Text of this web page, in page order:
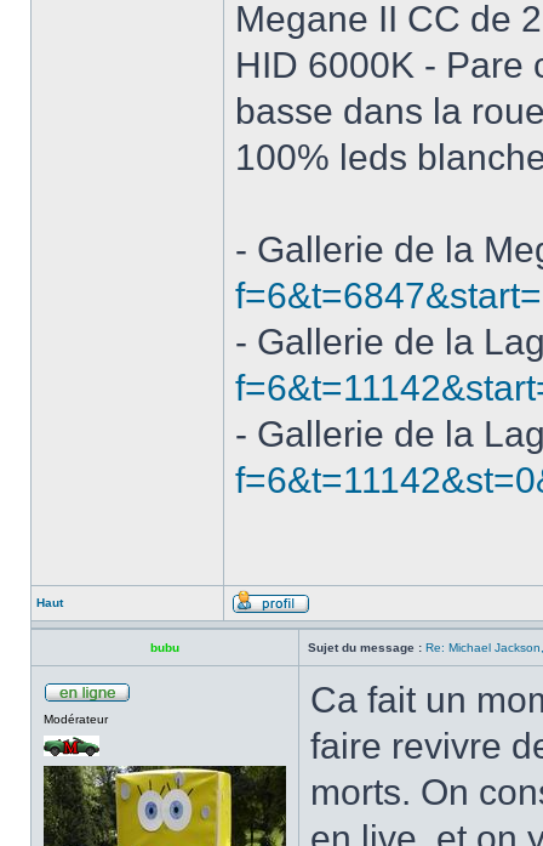
Megane II CC de
HID 6000K - Pare
basse dans la
100% leds
- Gallerie de la
- Gallerie de la
- Gallerie de la
Haut
bubu Sujet du message : Re: Michael
Modérateur
Ca fait un
faire revivre
morts. On